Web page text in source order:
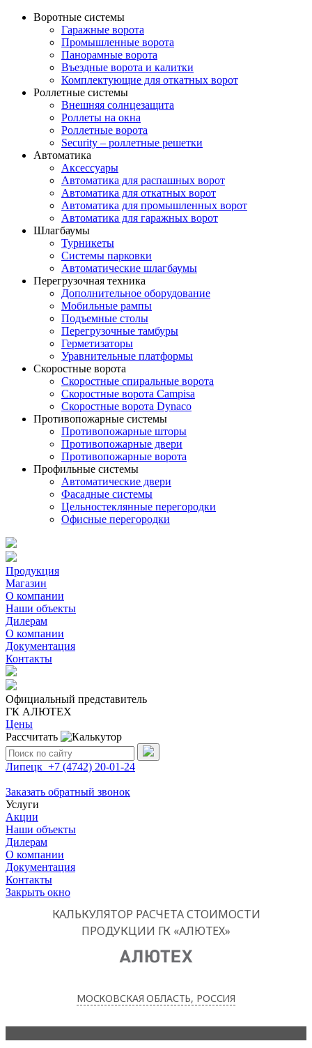
Воротные системы
Гаражные ворота
Промышленные ворота
Панорамные ворота
Въездные ворота и калитки
Комплектующие для откатных ворот
Роллетные системы
Внешняя солнцезащита
Роллеты на окна
Роллетные ворота
Security – роллетные решетки
Автоматика
Аксессуары
Автоматика для распашных ворот
Автоматика для откатных ворот
Автоматика для промышленных ворот
Автоматика для гаражных ворот
Шлагбаумы
Турникеты
Системы парковки
Автоматические шлагбаумы
Перегрузочная техника
Дополнительное оборудование
Мобильные рампы
Подъемные столы
Перегрузочные тамбуры
Герметизаторы
Уравнительные платформы
Скоростные ворота
Скоростные спиральные ворота
Скоростные ворота Campisa
Скоростные ворота Dynaco
Противопожарные системы
Противопожарные шторы
Противопожарные двери
Противопожарные ворота
Профильные системы
Автоматические двери
Фасадные системы
Цельностеклянные перегородки
Офисные перегородки
Продукция
Магазин
О компании
Наши объекты
Дилерам
О компании
Документация
Контакты
Официальный представитель
ГК АЛЮТЕХ
Цены
Рассчитать
Поиск:
Липецк +7 (4742) 20-01-24
Заказать обратный звонок
Услуги
Акции
Наши объекты
Дилерам
О компании
Документация
Контакты
Закрыть окно